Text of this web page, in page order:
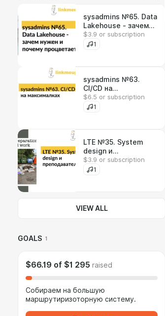
sysadmins №65. Data
Lakehouse - зачем
нужен и почему
процветает?
$3.9 or subscription
1
sysadmins №63.
CI/CD на
максималках
$6.5 or subscription
1
LTE №35. System
design и
преподавательство
$3.9 or subscription
1
VIEW ALL
GOALS 1
$66.19 of $1 295 raised
Собираем на большую
маршрутиризоторную систему.